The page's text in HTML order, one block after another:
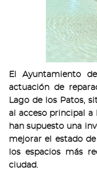
El Ayuntamiento
actuación de
Lago de los Patos,
al acceso principal a
han supuesto una
mejorar el estado
los espacios más
ciudad.